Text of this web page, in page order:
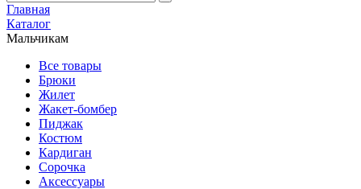
Главная
Каталог
Мальчикам
Все товары
Брюки
Жилет
Жакет-бомбер
Пиджак
Костюм
Кардиган
Сорочка
Аксессуары